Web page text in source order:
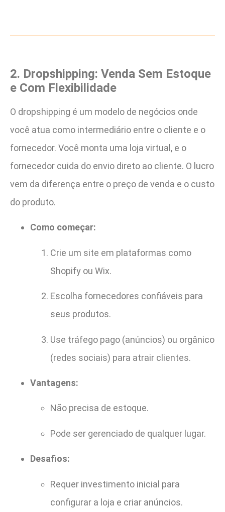
2. Dropshipping: Venda Sem Estoque
e Com Flexibilidade
O dropshipping é um modelo de negócios onde
você atua como intermediário entre o cliente e o
fornecedor. Você monta uma loja virtual, e o
fornecedor cuida do envio direto ao cliente. O lucro
vem da diferença entre o preço de venda e o custo
do produto.
Como começar:
Crie um site em plataformas como
Shopify ou Wix.
Escolha fornecedores confiáveis para
seus produtos.
Use tráfego pago (anúncios) ou orgânico
(redes sociais) para atrair clientes.
Vantagens:
Não precisa de estoque.
Pode ser gerenciado de qualquer lugar.
Desafios:
Requer investimento inicial para
configurar a loja e criar anúncios.